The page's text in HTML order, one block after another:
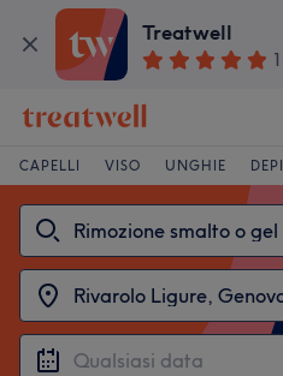
Treatwell
CAPELLI VISO UNGHIE